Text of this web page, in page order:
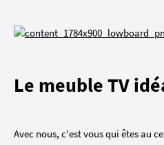
Le meuble TV
Avec nous, c'est vous qui êtes au